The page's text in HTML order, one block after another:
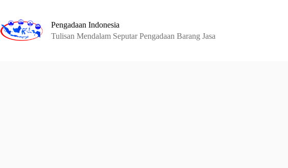
content
Pengadaan Indonesia
Tulisan Mendalam Seputar Pengadaan Barang Jasa